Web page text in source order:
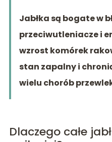
Jabłka są bogate w
przeciwutleniacze i
wzrost komórek
stan zapalny i
wielu chorób
Dlaczego całe